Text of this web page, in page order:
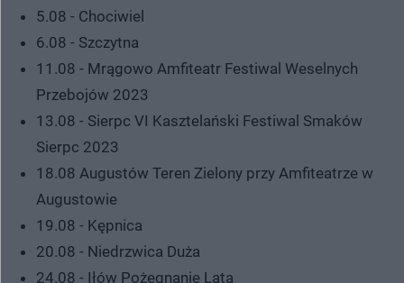
5.08 - Chociwiel
6.08 - Szczytna
11.08 - Mrągowo Amfiteatr Festiwal Weselnych
Przebojów 2023
13.08 - Sierpc VI Kasztelański Festiwal Smaków
Sierpc 2023
18.08 Augustów Teren Zielony przy Amfiteatrze w
Augustowie
19.08 - Kępnica
20.08 - Niedrzwica Duża
24.08 - Iłów Pożegnanie Lata